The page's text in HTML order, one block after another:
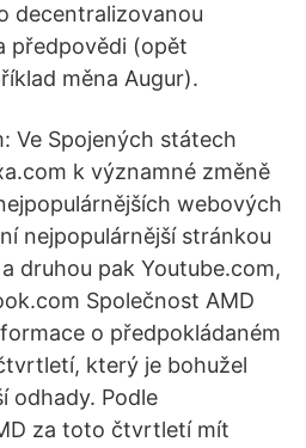
decentralizovanou
předpovědi (opět
měna Augur).
Ve Spojených státech
k významné změně
webových
nejpopulárnější stránkou
druhou pak Youtube.com,
Společnost AMD
o předpokládaném
který je bohužel
odhady. Podle
za toto čtvrtletí mít